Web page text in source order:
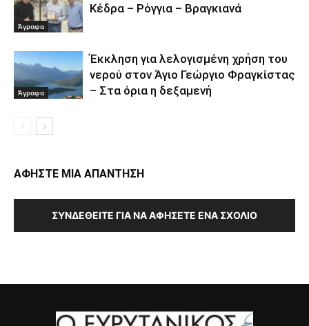
Άγραφα
Κέδρα – Ρόγγια – Βραγκιανά
Άγραφα
Έκκληση για λελογισμένη χρήση του
νερού στον Άγιο Γεώργιο Φραγκίστας
– Στα όρια η δεξαμενή
ΑΦΗΣΤΕ ΜΙΑ ΑΠΑΝΤΗΣΗ
ΣΥΝΔΕΘΕΊΤΕ ΓΙΑ ΝΑ ΑΦΉΣΕΤΕ ΈΝΑ ΣΧΌΛΙΟ